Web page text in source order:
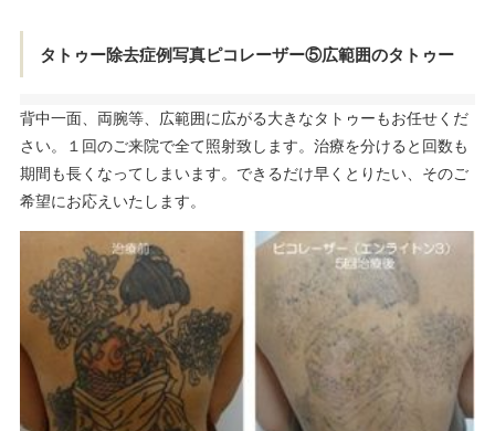
タトゥー除去症例写真ピコレーザー⑤広範囲のタトゥー
背中一面、両腕等、広範囲に広がる大きなタトゥーもお任せくだ
さい。１回のご来院で全て照射致します。治療を分けると回数も
期間も長くなってしまいます。できるだけ早くとりたい、そのご
希望にお応えいたします。